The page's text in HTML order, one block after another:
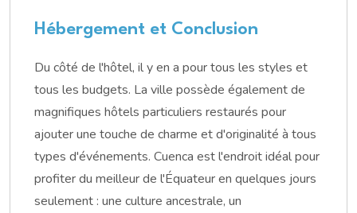
Hébergement et Conclusion
Du côté de l'hôtel, il y en a pour tous les styles et
tous les budgets. La ville possède également de
magnifiques hôtels particuliers restaurés pour
ajouter une touche de charme et d'originalité à tous
types d'événements. Cuenca est l'endroit idéal pour
profiter du meilleur de l'Équateur en quelques jours
seulement : une culture ancestrale, un